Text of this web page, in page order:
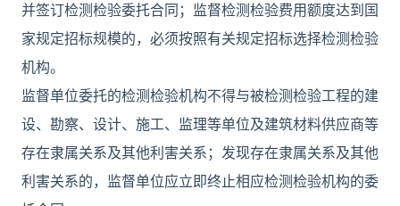
并签订检测检验委托合同；监督检测检验费用额度达到国
家规定招标规模的，必须按照有关规定招标选择检测检验
机构。
监督单位委托的检测检验机构不得与被检测检验工程的建
设、勘察、设计、施工、监理等单位及建筑材料供应商等
存在隶属关系及其他利害关系；发现存在隶属关系及其他
利害关系的，监督单位应立即终止相应检测检验机构的委